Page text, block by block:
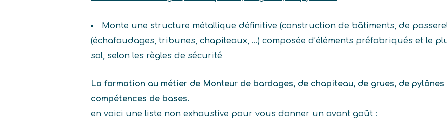
Monte une structure métallique définitive (construction de bâtiments, de
(échafaudages, tribunes, chapiteaux, …) composée d’éléments préfabriqués et le
sol, selon les règles de sécurité.
La formation au métier de Monteur de bardages, de chapiteau, de grues, de pylônes
compétences de bases.
en voici une liste non exhaustive pour vous donner un avant goût :